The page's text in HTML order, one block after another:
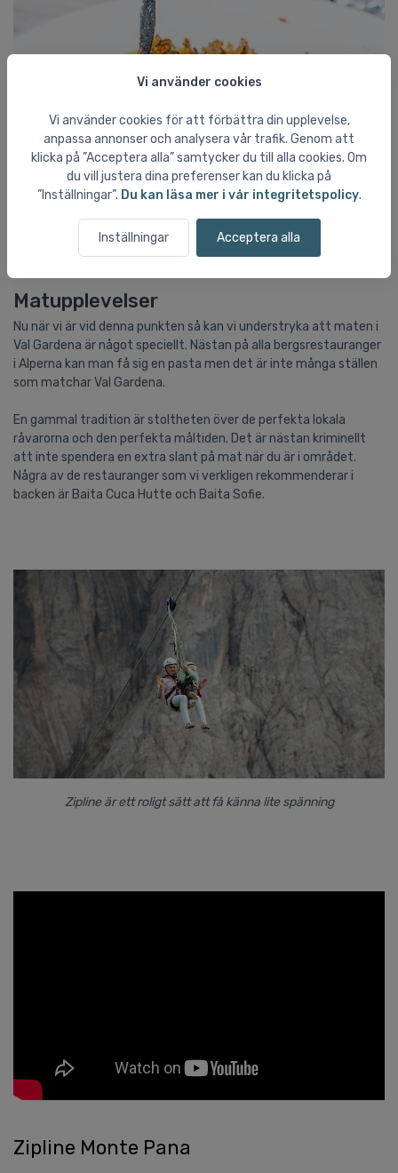
Vi använder cookies
Vi använder cookies för att förbättra din upplevelse,
anpassa annonser och analysera vår trafik. Genom att
klicka på ”Acceptera alla” samtycker du till alla cookies. Om
du vill justera dina preferenser kan du klicka på
”Inställningar”. Du kan läsa mer i vår integritetspolicy.
Inställningar Acceptera alla
Det kanske största plusset i Val Garden är maten
Matupplevelser
Nu när vi är vid denna punkten så kan vi understryka att maten i
Val Gardena är något speciellt. Nästan på alla bergsrestauranger
i Alperna kan man få sig en pasta men det är inte många ställen
som matchar Val Gardena.
En gammal tradition är stoltheten över de perfekta lokala
råvarorna och den perfekta måltiden. Det är nästan kriminellt
att inte spendera en extra slant på mat när du är i området.
Några av de restauranger som vi verkligen rekommenderar i
backen är Baita Cuca Hutte och Baita Sofie.
Zipline är ett roligt sätt att få känna lite spänning
Zipline Monte Pana